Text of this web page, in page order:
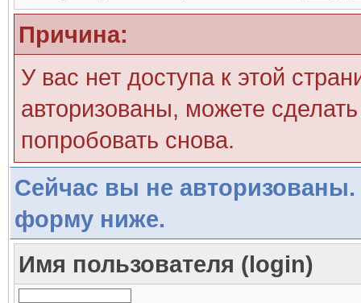
Причина:
У вас нет доступа к этой
авторизованы, можете
попробовать снова.
Сейчас вы не авторизованы.
форму ниже.
Имя пользователя (login)